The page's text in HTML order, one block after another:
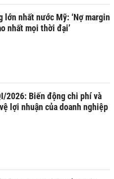
lớn nhất nước Mỹ: ‘Nợ margin
nhất mọi thời đại’
2026: Biến động chi phí và
lợi nhuận của doanh nghiệp